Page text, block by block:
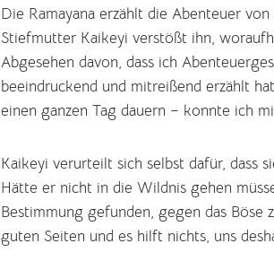
Die Ramayana erzählt die Abenteuer
Stiefmutter Kaikeyi verstößt ihn,
Abgesehen davon, dass ich
beeindruckend und mitreißend erzählt
einen ganzen Tag dauern – konnte ich
Kaikeyi verurteilt sich selbst dafür, dass
Hätte er nicht in die Wildnis gehen
Bestimmung gefunden, gegen das Böse
guten Seiten und es hilft nichts, uns